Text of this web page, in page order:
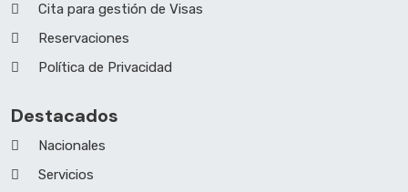
Cita para gestión de Visas
Reservaciones
Política de Privacidad
Destacados
Nacionales
Servicios